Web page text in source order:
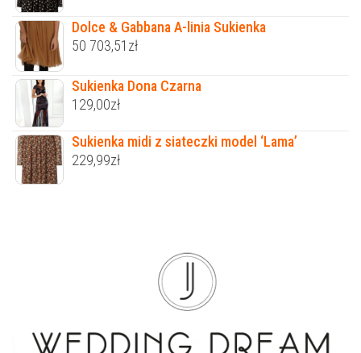
Dolce & Gabbana A-linia Sukienka
50 703,51 zł
Sukienka Dona Czarna
129,00zł
Sukienka midi z siateczki model ‘Lama’
229,99zł